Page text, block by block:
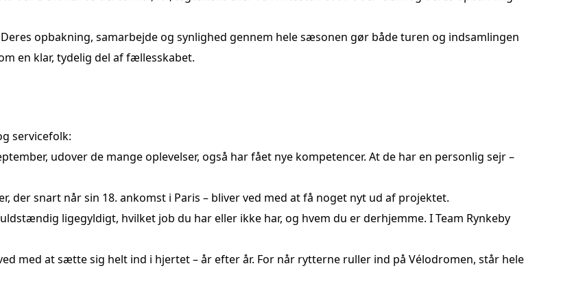
opbakning, samarbejde og synlighed gennem hele sæsonen gør både turen og indsamlingen
en klar, tydelig del af fællesskabet.
servicefolk:
udover de mange oplevelser, også har fået nye kompetencer. At de har en personlig sejr –
der snart når sin 18. ankomst i Paris – bliver ved med at få noget nyt ud af projektet.
ligegyldigt, hvilket job du har eller ikke har, og hvem du er derhjemme. I Team Rynkeby
med at sætte sig helt ind i hjertet – år efter år. For når rytterne ruller ind på Vélodromen, står hele